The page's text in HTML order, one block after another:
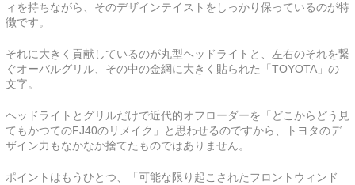
ィを持ちながら、そのデザインテイストをしっかり保っているのが特
徴です。
それに大きく貢献しているのが丸型ヘッドライトと、左右のそれを繋
ぐオーバルグリル、その中の金網に大きく貼られた「TOYOTA」の
文字。
ヘッドライトとグリルだけで近代的オフローダーを「どこからどう見
てもかつてのFJ40のリメイク」と思わせるのですから、トヨタのデ
ザイン力もなかなか捨てたものではありません。
ポイントはもうひとつ、「可能な限り起こされたフロントウィンド